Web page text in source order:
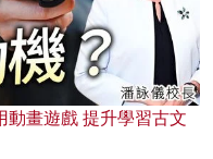
動畫遊戲 提升學習古文